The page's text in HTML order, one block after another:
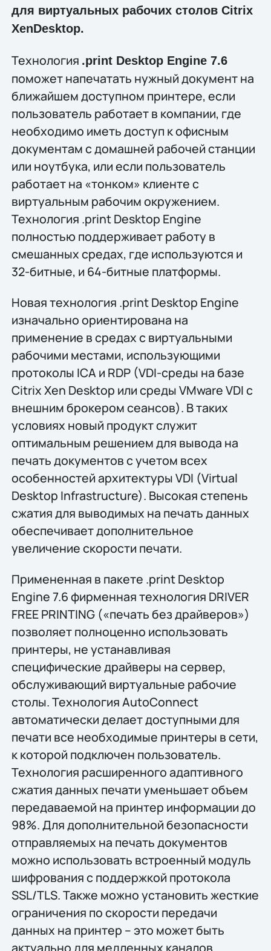
для виртуальных рабочих столов Citrix
XenDesktop.
Технология .print Desktop Engine 7.6
поможет напечатать нужный документ на
ближайшем доступном принтере, если
пользователь работает в компании, где
необходимо иметь доступ к офисным
документам с домашней рабочей станции
или ноутбука, или если пользователь
работает на «тонком» клиенте с
виртуальным рабочим окружением.
Технология .print Desktop Engine
полностью поддерживает работу в
смешанных средах, где используются и
32-битные, и 64-битные платформы.
Новая технология .print Desktop Engine
изначально ориентирована на
применение в средах с виртуальными
рабочими местами, использующими
протоколы ICA и RDP (VDI-среды на базе
Citrix Xen Desktop или среды VMware VDI с
внешним брокером сеансов). В таких
условиях новый продукт служит
оптимальным решением для вывода на
печать документов с учетом всех
особенностей архитектуры VDI (Virtual
Desktop Infrastructure). Высокая степень
сжатия для выводимых на печать данных
обеспечивает дополнительное
увеличение скорости печати.
Примененная в пакете .print Desktop
Engine 7.6 фирменная технология DRIVER
FREE PRINTING («печать без драйверов»)
позволяет полноценно использовать
принтеры, не устанавливая
специфические драйверы на сервер,
обслуживающий виртуальные рабочие
столы. Технология AutoConnect
автоматически делает доступными для
печати все необходимые принтеры в сети,
к которой подключен пользователь.
Технология расширенного адаптивного
сжатия данных печати уменьшает объем
передаваемой на принтер информации до
98%. Для дополнительной безопасности
отправляемых на печать документов
можно использовать встроенный модуль
шифрования с поддержкой протокола
SSL/TLS. Также можно установить жесткие
ограничения по скорости передачи
данных на принтер – это может быть